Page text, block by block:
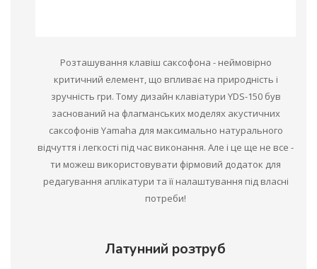
Розташування клавіш саксофона - неймовірно
критичний елемент, що впливає на природність і
зручність гри. Тому дизайн клавіатури YDS-150 був
заснований на флагманських моделях акустичних
саксофонів Yamaha для максимально натурального
відчуття і легкості під час виконання. Але і це ще не все -
ти можеш використовувати фірмовий додаток для
редагування аплікатури та її налаштування під власні
потреби!
Латунний розтруб